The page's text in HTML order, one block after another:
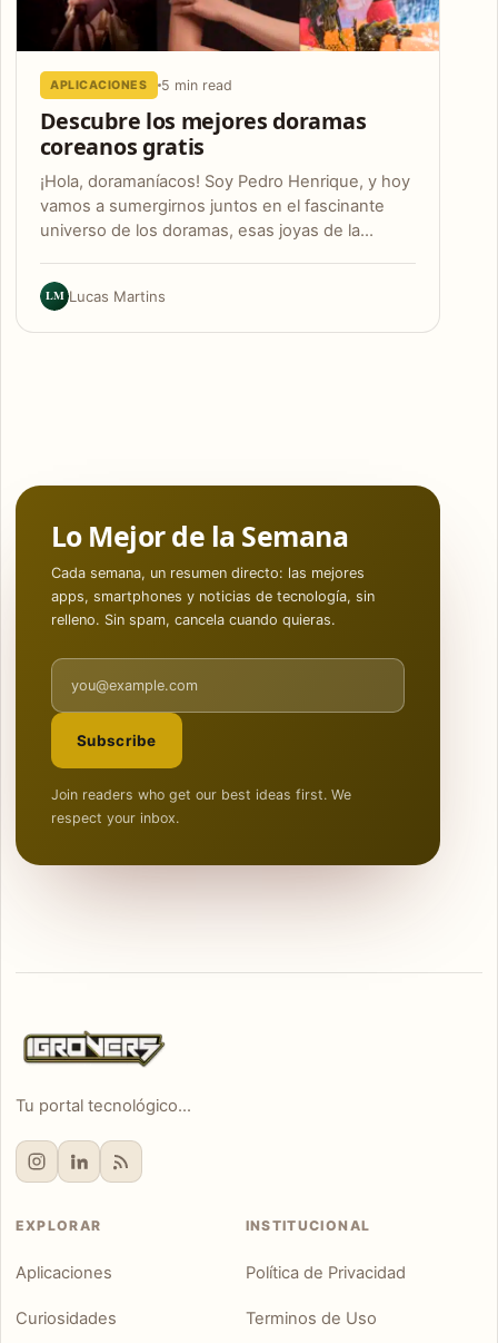
APLICACIONES 5 min read
Descubre los mejores doramas
coreanos gratis
¡Hola, doramaníacos! Soy Pedro Henrique, y hoy
vamos a sumergirnos juntos en el fascinante
universo de los doramas, esas joyas de la…
LM Lucas Martins
Lo Mejor de la Semana
Cada semana, un resumen directo: las mejores
apps, smartphones y noticias de tecnología, sin
relleno. Sin spam, cancela cuando quieras.
Email address
Subscribe
Join readers who get our best ideas first. We
respect your inbox.
Tu portal tecnológico...
EXPLORAR
Aplicaciones
Curiosidades
INSTITUCIONAL
Política de Privacidad
Terminos de Uso